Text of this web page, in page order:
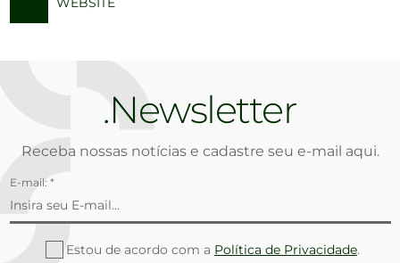
Newsletter
Receba nossas notícias e cadastre seu e-mail aqui.
E-mail: *
Estou de acordo com a Política de Privacidade.